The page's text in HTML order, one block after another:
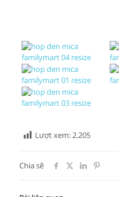
Lượt xem:2.205
Chia sẽ